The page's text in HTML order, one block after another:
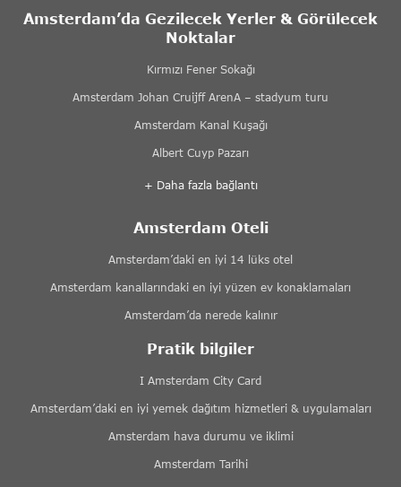
Amsterdam’da Gezilecek Yerler & Görülecek
Noktalar
Kırmızı Fener Sokağı
Amsterdam Johan Cruijff ArenA – stadyum turu
Amsterdam Kanal Kuşağı
Albert Cuyp Pazarı
+ Daha fazla bağlantı
Amsterdam Oteli
Amsterdam’daki en iyi 14 lüks otel
Amsterdam kanallarındaki en iyi yüzen ev konaklamaları
Amsterdam’da nerede kalınır
Pratik bilgiler
I Amsterdam City Card
Amsterdam’daki en iyi yemek dağıtım hizmetleri & uygulamaları
Amsterdam hava durumu ve iklimi
Amsterdam Tarihi